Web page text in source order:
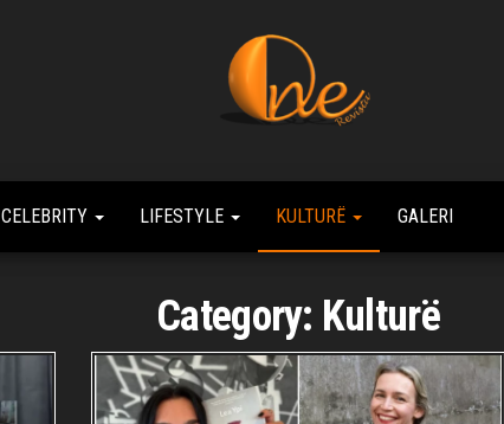
One
Number
One
CELEBRITY LIFESTYLE KULTURË GALERI
Category: Kulturë